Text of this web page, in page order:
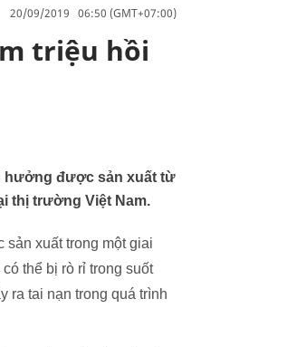
20/09/2019 06:50 (GMT+07:00)
triệu hồi
hưởng được sản xuất từ
thị trường Việt Nam.
sản xuất trong một giai
thể bị rò rỉ trong suốt
ra tai nạn trong quá trình